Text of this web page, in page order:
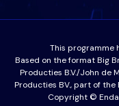
This programme
Based on the format Big
Producties B.V./John de
Producties BV., part of
Copyright ©